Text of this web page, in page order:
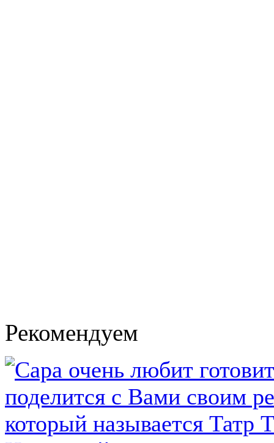
Рекомендуем